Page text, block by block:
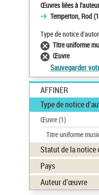
Œuvres liées à
Temperton, Rod
Type de notice
Titre uniforme
Œuvre
Sauvegarder
AFFINER
Type de notice
Œuvre(1)
Titre uniforme
Statut de la notice
Pays
Auteur d’œuvre